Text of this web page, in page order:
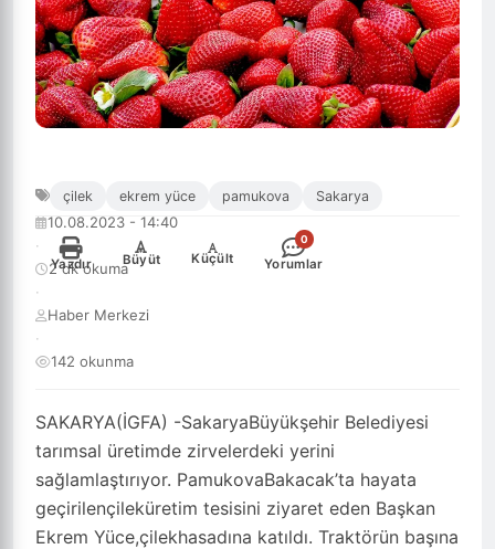
SAKARYA(İGFA) -SakaryaBüyükşehir Belediyesi
tarımsal üretimde zirvelerdeki yerini
sağlamlaştırıyor. PamukovaBakacak’ta hayata
geçirilençileküretim tesisini ziyaret eden Başkan
Ekrem Yüce,çilekhasadına katıldı. Traktörün başına
10.08.2023 - 14:40
·
2 dk okuma
·
Haber Merkezi
·
142 okunma
Yazdır
+
Büyüt
-
Küçült
0
Yorumlar
çilek ekrem yüce pamukova Sakarya